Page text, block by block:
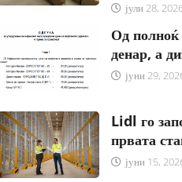
јули 28,
Од полноќ
денар, а
јуни 29,
Lidl го
првата
јуни 15,